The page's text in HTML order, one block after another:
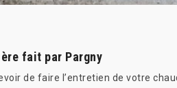
fait par Pargny
de faire l’entretien de votre